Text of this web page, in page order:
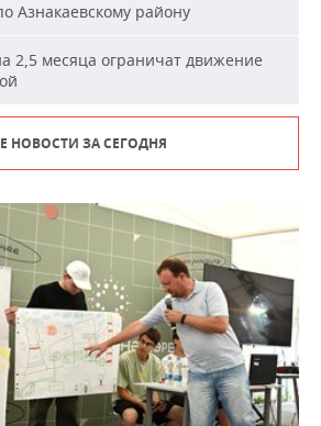
Азнакаевскому району
2,5 месяца ограничат движение
НОВОСТИ ЗА СЕГОДНЯ